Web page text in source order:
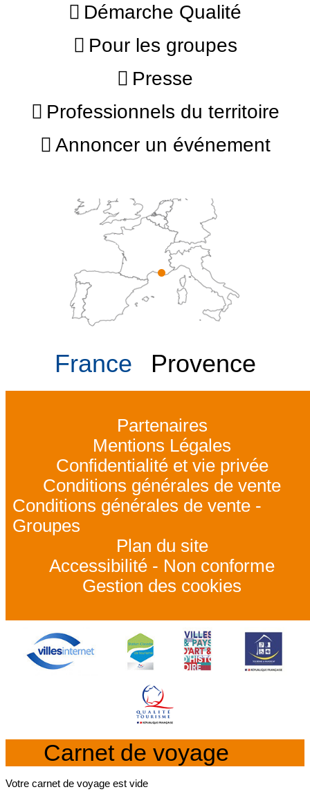
Démarche Qualité
Pour les groupes
Presse
Professionnels du territoire
Annoncer un événement
France Provence
Partenaires
Mentions Légales
Confidentialité et vie privée
Conditions générales de vente
Conditions générales de vente -
Groupes
Plan du site
Accessibilité - Non conforme
Gestion des cookies
Carnet de voyage
Votre carnet de voyage est vide